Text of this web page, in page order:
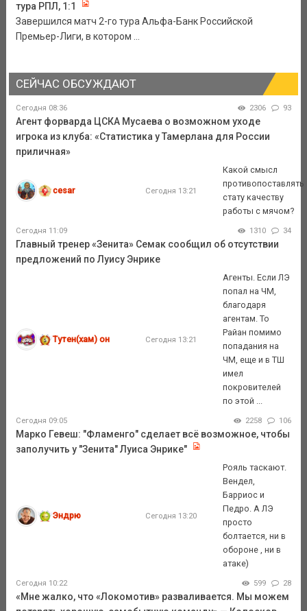
тура РПЛ, 1:1
Завершился матч 2-го тура Альфа-Банк Российской
Премьер-Лиги, в котором ...
СЕЙЧАС ОБСУЖДАЮТ
Сегодня 08:36 2306 93
Агент форварда ЦСКА Мусаева о возможном уходе
игрока из клуба: «Статистика у Тамерлана для России
приличная»
cesar Сегодня 13:21
Какой смысл
противопоставлять
стату качеству
работы с мячом?
Сегодня 11:09 1310 34
Главный тренер «Зенита» Семак сообщил об отсутствии
предложений по Луису Энрике
Тутен(хам) он Сегодня 13:21
Агенты. Если ЛЭ
попал на ЧМ,
благодаря
агентам. То
Райан помимо
попадания на
ЧМ, еще и в ТШ
имел
покровителей
по этой ...
Сегодня 09:05 2258 106
Марко Гевеш: "Фламенго" сделает всё возможное, чтобы
заполучить у "Зенита" Луиса Энрике"
Эндрю Сегодня 13:20
Рояль таскают.
Вендел,
Барриос и
Педро. А ЛЭ
просто
болтается, ни в
обороне , ни в
атаке)
Сегодня 10:22 599 28
«Мне жалко, что «Локомотив» разваливается. Мы можем